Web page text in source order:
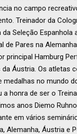
no campo
Treinador da
da Seleção
de Pares na
principal Hamburg
da Áustria. Os atletas
medalhas no mundo
a honra de ser o
anos Diemo
em vários
Alemanha, Áustria e